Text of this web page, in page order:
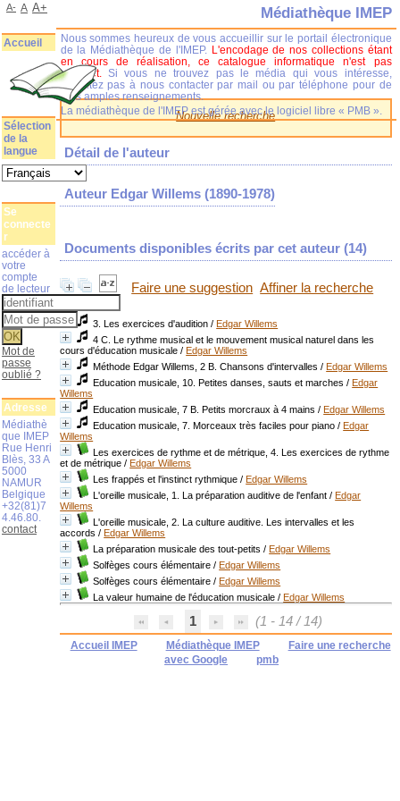
Nouvelle recherche
Détail de l'auteur
Auteur Edgar Willems (1890-1978)
Documents disponibles écrits par cet auteur (14)
Faire une suggestion Affiner la recherche
3. Les exercices d'audition /Edgar Willems
4 C. Le rythme musical et le mouvement musical naturel dans les
cours d'éducation musicale /Edgar Willems
Méthode Edgar Willems, 2 B. Chansons d'intervalles /Edgar Willems
Education musicale, 10. Petites danses, sauts et marches /Edgar
Willems
Education musicale, 7 B. Petits morcraux à 4 mains /Edgar Willems
Education musicale, 7. Morceaux très faciles pour piano /Edgar
Willems
Les exercices de rythme et de métrique, 4. Les exercices de rythme
et de métrique /Edgar Willems
Les frappés et l'instinct rythmique /Edgar Willems
L'oreille musicale, 1. La préparation auditive de l'enfant /Edgar
Willems
L'oreille musicale, 2. La culture auditive. Les intervalles et les
accords /Edgar Willems
La préparation musicale des tout-petits /Edgar Willems
Solfèges cours élémentaire /Edgar Willems
Solfèges cours élémentaire /Edgar Willems
La valeur humaine de l'éducation musicale /Edgar Willems
1 (1 - 14 / 14)
Accueil IMEP Médiathèque IMEP
Faire une recherche
avec Google
pmb
Médiathèque IMEP
Nous sommes heureux de vous accueillir sur le portail électronique
de la Médiathèque de l'IMEP. L'encodage de nos collections étant
en cours de réalisation, ce catalogue informatique n'est pas
complet.
Si vous ne trouvez pas le média qui vous intéresse,
n'hésitez pas à nous contacter par mail ou par téléphone pour de
plus amples renseignements.
La médiathèque de l'IMEP est gérée avec le logiciel libre « PMB ».
A- A A+
Accueil
Sélection
de la
langue
Se
connecte
r
accéder à
votre
compte
de lecteur
Mot de
passe
oublié ?
Adresse
Médiathè
que IMEP
Rue Henri
Blès, 33 A
5000
NAMUR
Belgique
+32(81)7
4.46.80.
contact